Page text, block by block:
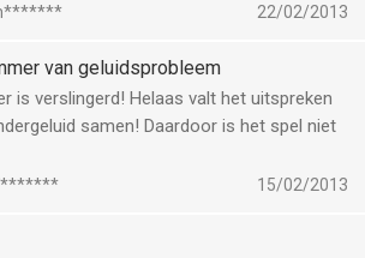
22/02/2013
van geluidsprobleem
is verslingerd! Helaas valt het uitspreken
samen! Daardoor is het spel niet
op te lossen door even naar een andere
naar het nederlands! Ondanks dit15/02/2013